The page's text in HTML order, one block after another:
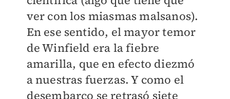
ver con los miasmas malsanos).
En ese sentido, el mayor temor
de Winfield era la fiebre
amarilla, que en efecto diezmó
a nuestras fuerzas. Y como el
desembarco se retrasó siete